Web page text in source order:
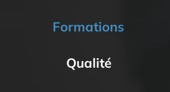
Formations
Qualité